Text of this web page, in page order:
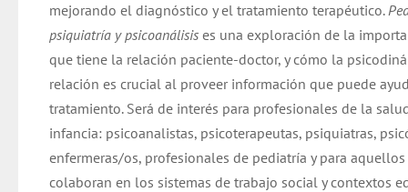
mejorando el diagnóstico y el tratamiento terapéutico.
psiquiatría y psicoanálisis es una exploración de la
que tiene la relación paciente-doctor, y cómo la
relación es crucial al proveer información que puede
tratamiento. Será de interés para profesionales de la
infancia: psicoanalistas, psicoterapeutas, psiquiatras,
enfermeras/os, profesionales de pediatría y para
colaboran en los sistemas de trabajo social y contextos